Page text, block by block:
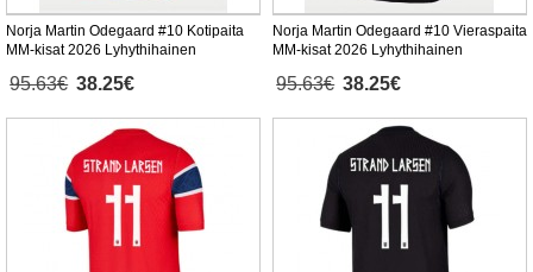
Norja Martin Odegaard #10 Kotipaita
MM-kisat 2026 Lyhythihainen
95.63€ 38.25€
Norja Martin Odegaard #10 Vieraspaita
MM-kisat 2026 Lyhythihainen
95.63€ 38.25€